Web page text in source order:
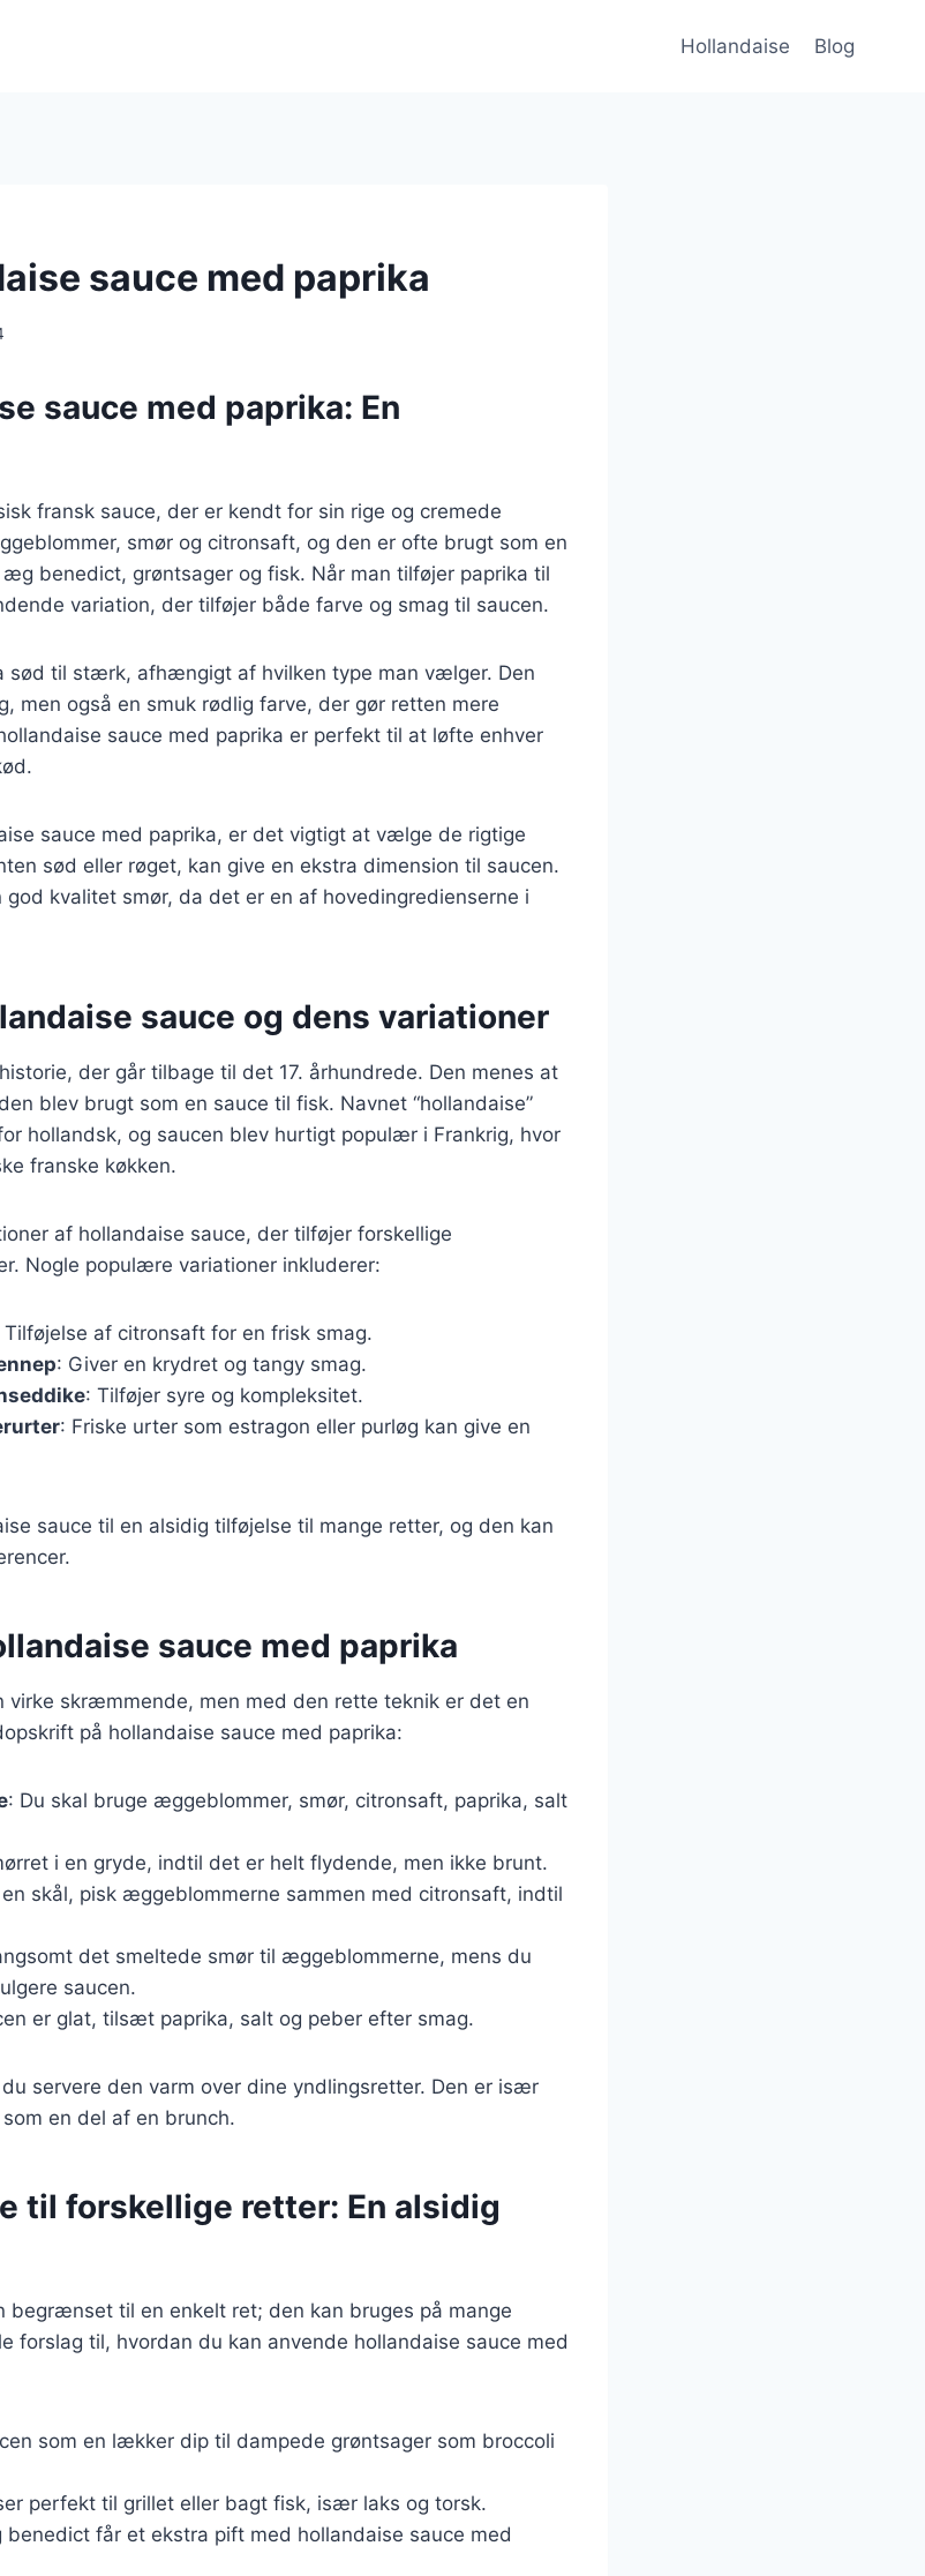
Hollandaise Blog
sauce med paprika
sauce med paprika: En
fransk sauce, der er kendt for sin rige og cremede
smør og citronsaft, og den er ofte brugt som en
benedict, grøntsager og fisk. Når man tilføjer paprika til
variation, der tilføjer både farve og smag til saucen.
sød til stærk, afhængigt af hvilken type man vælger. Den
men også en smuk rødlig farve, der gør retten mere
sauce med paprika er perfekt til at løfte enhver
sauce med paprika, er det vigtigt at vælge de rigtige
sød eller røget, kan give en ekstra dimension til saucen.
kvalitet smør, da det er en af hovedingredienserne i
sauce og dens variationer
der går tilbage til det 17. århundrede. Den menes at
blev brugt som en sauce til fisk. Navnet “hollandaise”
hollandsk, og saucen blev hurtigt populær i Frankrig, hvor
franske køkken.
af hollandaise sauce, der tilføjer forskellige
Nogle populære variationer inkluderer:
Tilføjelse af citronsaft for en frisk smag.
: Giver en krydret og tangy smag.
: Tilføjer syre og kompleksitet.
: Friske urter som estragon eller purløg kan give en
sauce til en alsidig tilføjelse til mange retter, og den kan
sauce med paprika
virke skræmmende, men med den rette teknik er det en
på hollandaise sauce med paprika:
: Du skal bruge æggeblommer, smør, citronsaft, paprika, salt
i en gryde, indtil det er helt flydende, men ikke brunt.
en skål, pisk æggeblommerne sammen med citronsaft, indtil
det smeltede smør til æggeblommerne, mens du
saucen.
er glat, tilsæt paprika, salt og peber efter smag.
servere den varm over dine yndlingsretter. Den er især
en del af en brunch.
til forskellige retter: En alsidig
begrænset til en enkelt ret; den kan bruges på mange
forslag til, hvordan du kan anvende hollandaise sauce med
som en lækker dip til dampede grøntsager som broccoli
perfekt til grillet eller bagt fisk, især laks og torsk.
får et ekstra pift med hollandaise sauce med